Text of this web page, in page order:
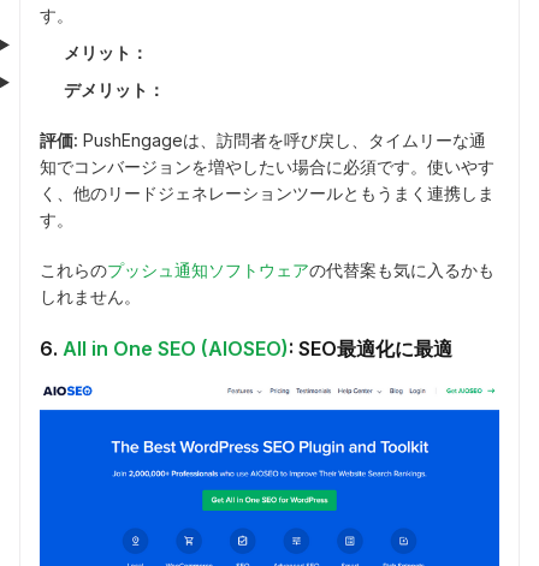
す。
メリット：
デメリット：
評価: PushEngageは、訪問者を呼び戻し、タイムリーな通
知でコンバージョンを増やしたい場合に必須です。使いやす
く、他のリードジェネレーションツールともうまく連携しま
す。
これらのプッシュ通知ソフトウェアの代替案も気に入るかも
しれません。
6. All in One SEO (AIOSEO): SEO最適化に最適